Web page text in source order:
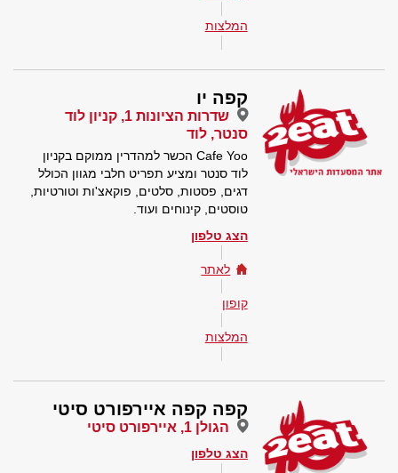
המלצות
קפה יו
שדרות הציונות 1, קניון לוד
סנטר, לוד
Cafe Yoo הכשר למהדרין ממוקם בקניון
לוד סנטר ומציע תפריט חלבי מגוון הכולל
דגים, פסטות, סלטים, פוקאצ'ות וטורטיות,
טוסטים, קינוחים ועוד.
הצג טלפון
לאתר
קופון
המלצות
קפה קפה איירפורט סיטי
הגולן 1, איירפורט סיטי
הצג טלפון